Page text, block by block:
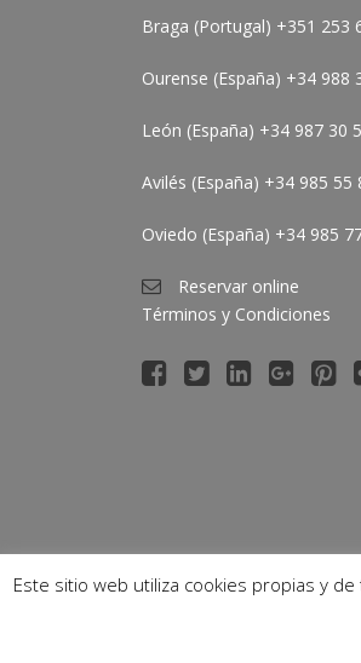
Braga (Portugal) +351 253
Ourense (España) +34 988
León (España) +34 987 30
Avilés (España) +34 985 55
Oviedo (España) +34 985
Reservar online
Términos y Condiciones
Este sitio web utiliza cookies propias y